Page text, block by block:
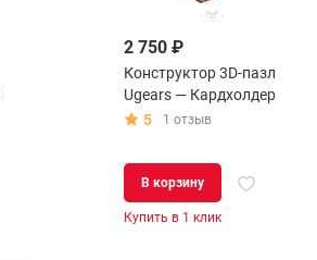
2 750 ₽
Конструктор 3D-пазл
Ugears — Кардхолдер
5
1 отзыв
В корзину
Купить в 1 клик